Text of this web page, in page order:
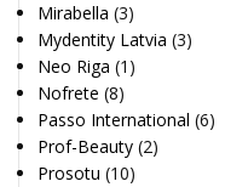
Mirabella (3)
Mydentity Latvia (3)
Neo Riga (1)
Nofrete (8)
Passo International (6)
Prof-Beauty (2)
Prosotu (10)